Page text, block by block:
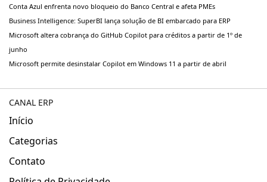
Conta Azul enfrenta novo bloqueio do Banco Central e afeta PMEs
Business Intelligence: SuperBI lança solução de BI embarcado para ERP
Microsoft altera cobrança do GitHub Copilot para créditos a partir de 1º de
junho
Microsoft permite desinstalar Copilot em Windows 11 a partir de abril
CANAL ERP
Início
Categorias
Contato